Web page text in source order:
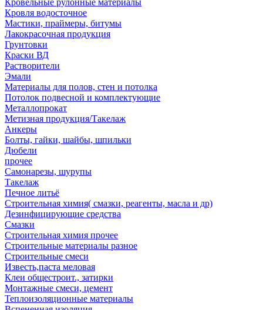
Кровельные рулонные материалы
Кровля водосточное
Мастики, праймеры, битумы
Лакокрасочная продукция
Грунтовки
Краски ВД
Растворители
Эмали
Материалы для полов, стен и потолка
Потолок подвесной и комплектующие
Металлопрокат
Метизная продукция/Такелаж
Анкеры
Болты, гайки, шайбы, шпильки
Дюбели
прочее
Самонарезы, шурупы
Такелаж
Печное литьё
Строительная химия( смазки, реагенты, масла и др)
Дезинфицирующие средства
Смазки
Строительная химия прочее
Строительные материалы разное
Строительные смеси
Известь,паста меловая
Клеи общестроит., затирки
Монтажные смеси, цемент
Теплоизоляционные материалы